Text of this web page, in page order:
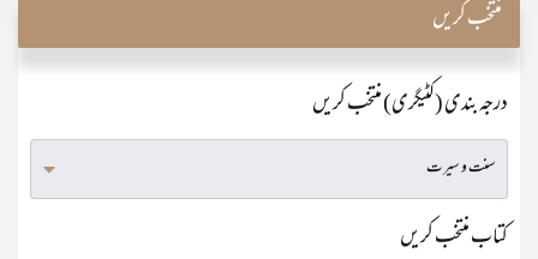
منتخب کریں
درجہ بندی (کٹیگری) منتخب کریں
کتاب منتخب کریں